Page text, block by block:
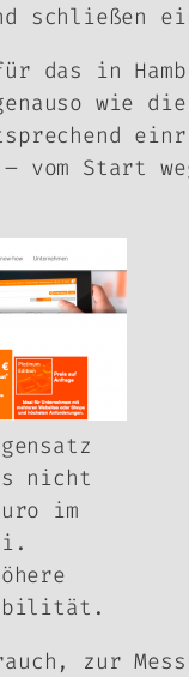
schließen
das in
wie die
vom Start
nicht
im
zur